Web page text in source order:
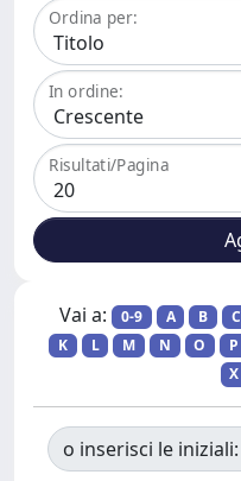
Ordina per:
In ordine:
Risultati/Pagina
Vai a: 0-9 A B C
K
L M N O P
X
o inserisci le iniziali: